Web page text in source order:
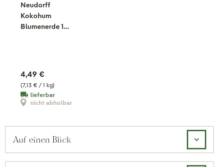
Neudorff
Kokohum
Blumenerde 1
(7,13 € / 1 kg)
4,49 €
lieferbar
nicht abholbar
Auf einen Blick